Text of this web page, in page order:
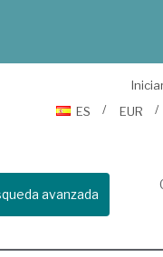
ES
EUR
avanzada